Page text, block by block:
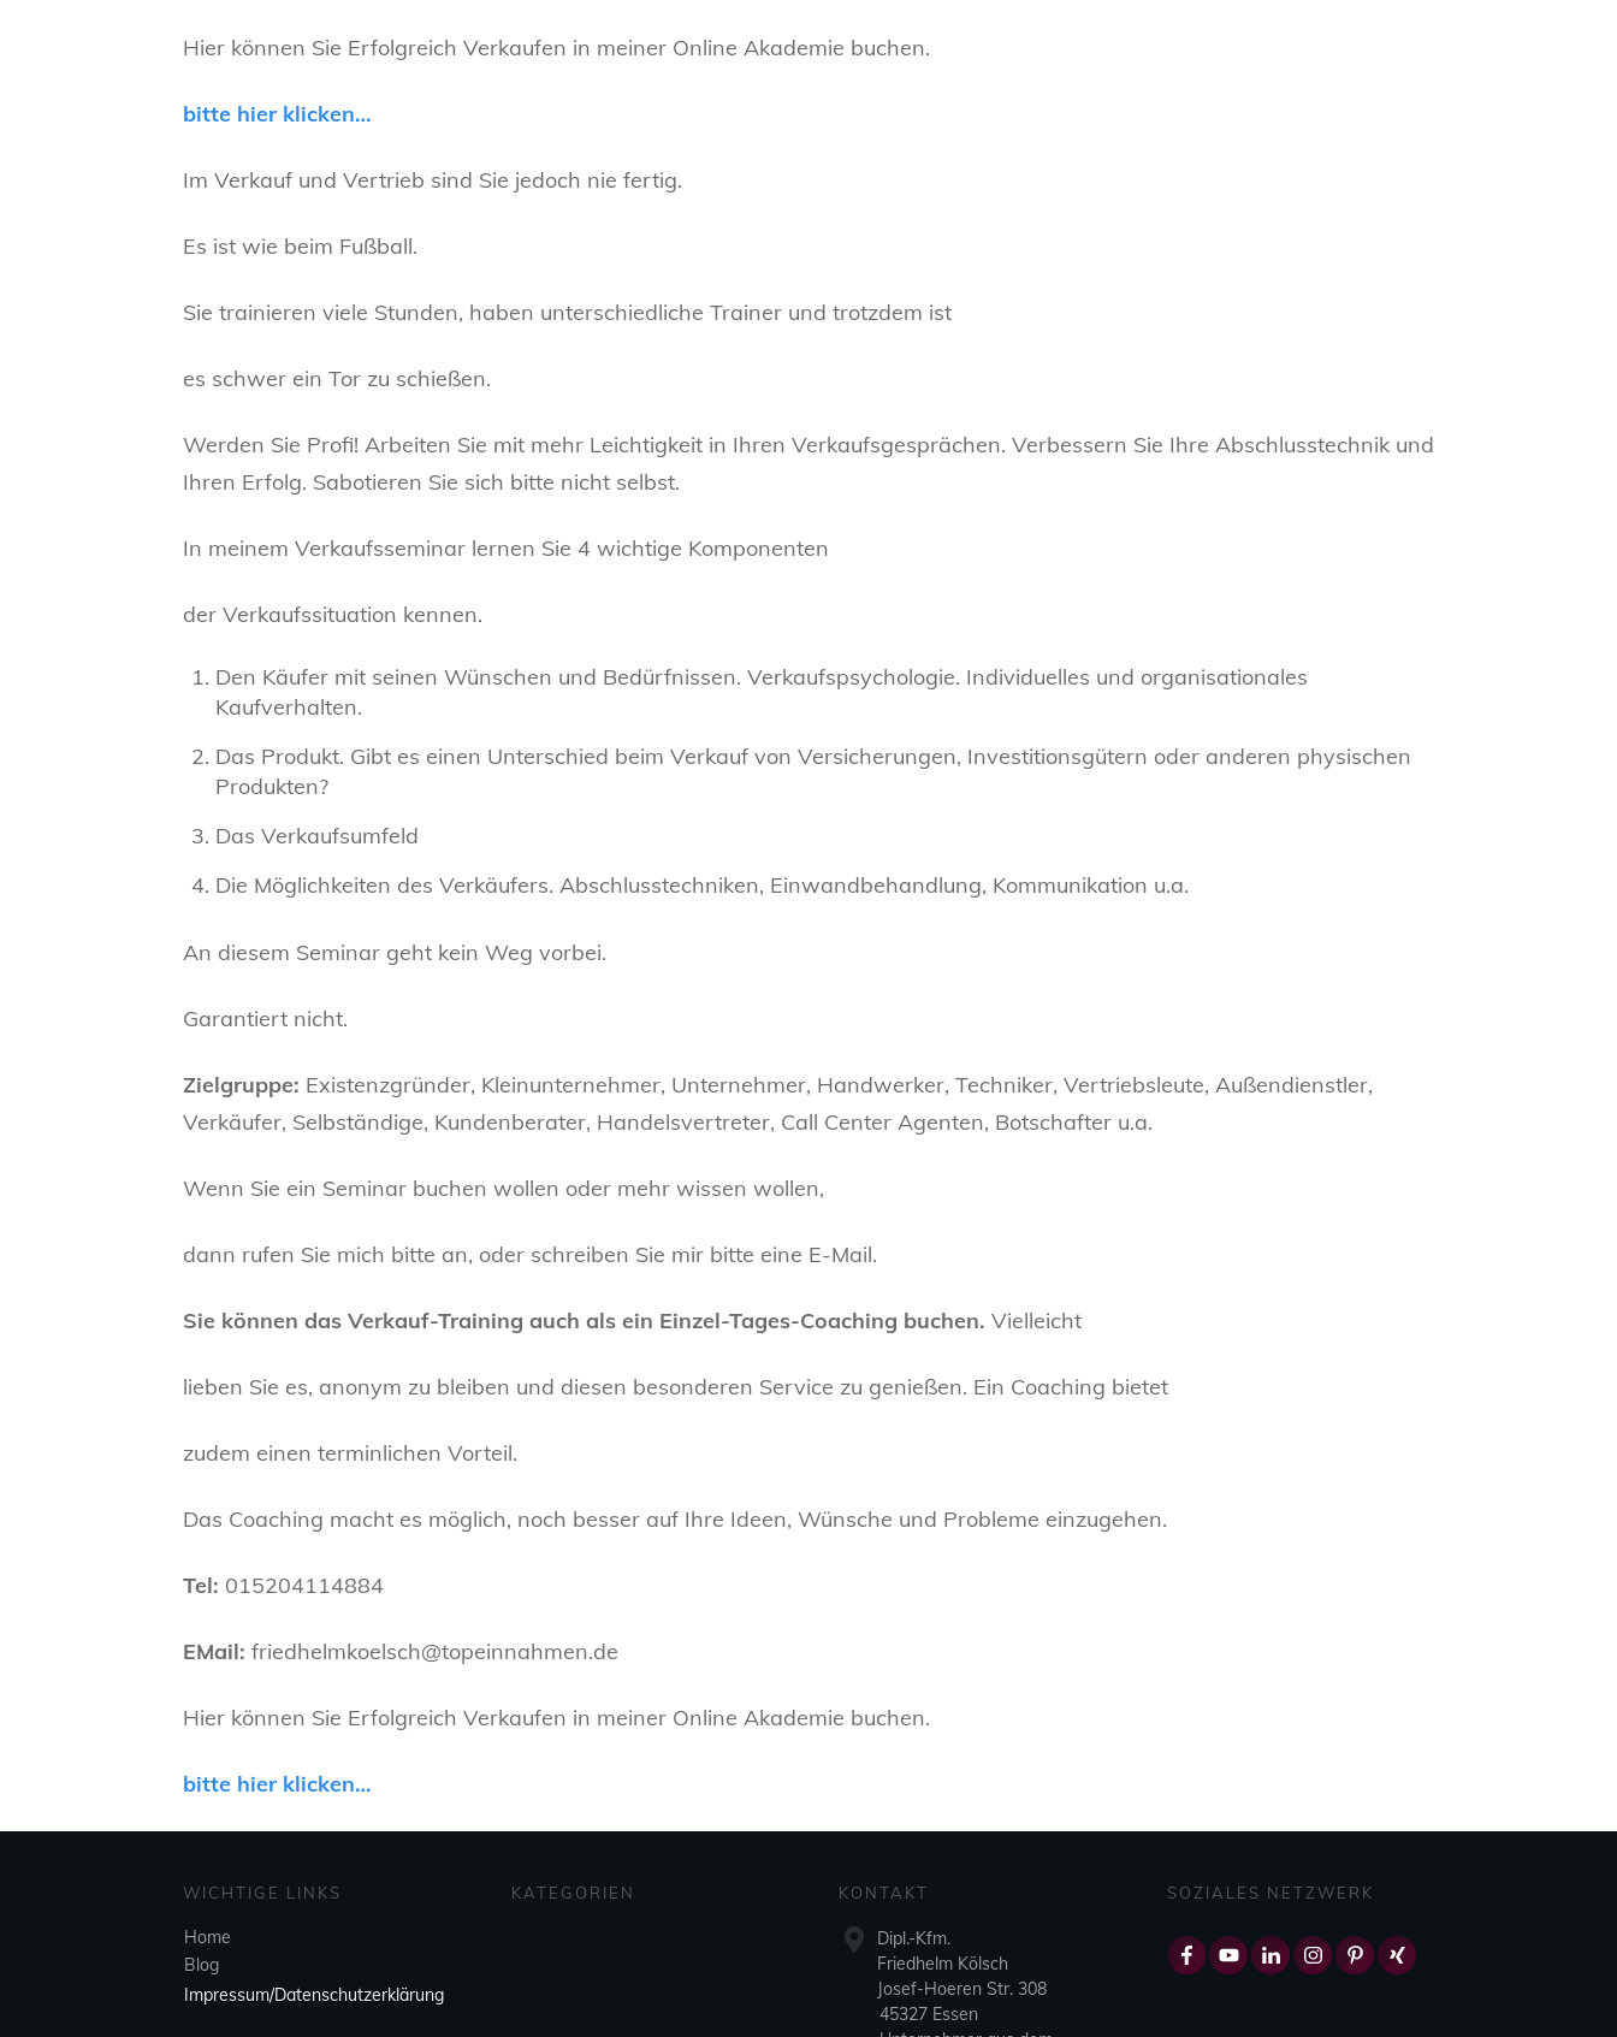
Hier können Sie Erfolgreich Verkaufen in meiner Online Akademie buchen.
bitte hier klicken…
Im Verkauf und Vertrieb sind Sie jedoch nie fertig.
Es ist wie beim Fußball.
Sie trainieren viele Stunden, haben unterschiedliche Trainer und trotzdem ist
es schwer ein Tor zu schießen.
Werden Sie Profi! Arbeiten Sie mit mehr Leichtigkeit in Ihren Verkaufsgesprächen. Verbessern Sie Ihre Abschlusstechnik und
Ihren Erfolg. Sabotieren Sie sich bitte nicht selbst.
In meinem Verkaufsseminar lernen Sie 4 wichtige Komponenten
der Verkaufssituation kennen.
Den Käufer mit seinen Wünschen und Bedürfnissen. Verkaufspsychologie. Individuelles und organisationales
Kaufverhalten.
Das Produkt. Gibt es einen Unterschied beim Verkauf von Versicherungen, Investitionsgütern oder anderen physischen
Produkten?
Das Verkaufsumfeld
Die Möglichkeiten des Verkäufers. Abschlusstechniken, Einwandbehandlung, Kommunikation u.a.
An diesem Seminar geht kein Weg vorbei.
Garantiert nicht.
Zielgruppe: Existenzgründer, Kleinunternehmer, Unternehmer, Handwerker, Techniker, Vertriebsleute, Außendienstler,
Verkäufer, Selbständige, Kundenberater, Handelsvertreter, Call Center Agenten, Botschafter u.a.
Wenn Sie ein Seminar buchen wollen oder mehr wissen wollen,
dann rufen Sie mich bitte an, oder schreiben Sie mir bitte eine E-Mail.
Sie können das Verkauf-Training auch als ein Einzel-Tages-Coaching buchen. Vielleicht
lieben Sie es, anonym zu bleiben und diesen besonderen Service zu genießen. Ein Coaching bietet
zudem einen terminlichen Vorteil.
Das Coaching macht es möglich, noch besser auf Ihre Ideen, Wünsche und Probleme einzugehen.
Tel: 015204114884
EMail: friedhelmkoelsch@topeinnahmen.de
Hier können Sie Erfolgreich Verkaufen in meiner Online Akademie buchen.
bitte hier klicken…
WICHTIGE LINKS
Home
Blog
Impressum/Datenschutzerklärung
KATEGORIEN KONTAKT
Dipl.-Kfm.
Friedhelm Kölsch
Josef-Hoeren Str. 308
45327 Essen
SOZIALES NETZWERK